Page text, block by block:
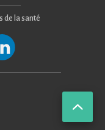
de la santé